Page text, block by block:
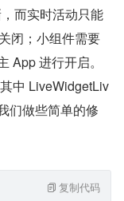
而实时活动只能
闭；小组件需要
App 进行开启。
中 LiveWidgetLiv
们做些简单的修
复制代码